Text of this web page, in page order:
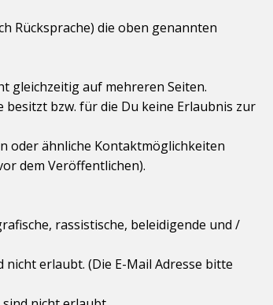
Rücksprache) die oben genannten
gleichzeitig auf mehreren Seiten.
besitzt bzw. für die Du keine Erlaubnis zur
oder ähnliche Kontaktmöglichkeiten
dem Veröffentlichen).
rassistische, beleidigende und /
erlaubt. (Die E-Mail Adresse bitte